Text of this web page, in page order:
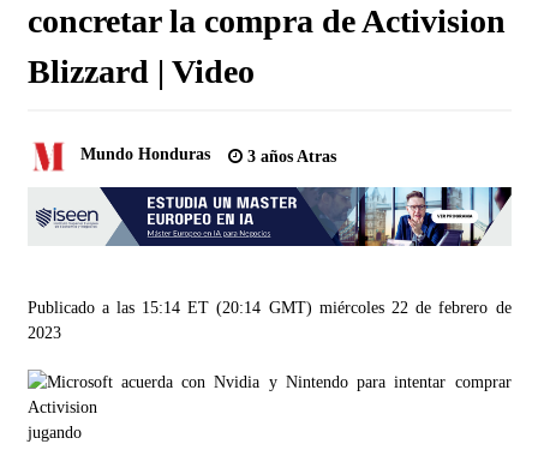
concretar la compra de Activision
Blizzard | Video
Mundo Honduras 3 años Atras
Publicado a las 15:14 ET (20:14 GMT) miércoles 22 de febrero de
2023
jugando